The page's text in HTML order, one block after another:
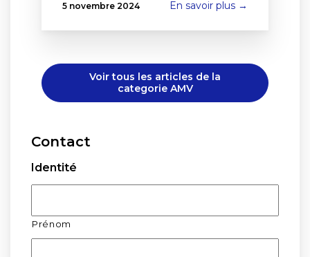
5 novembre 2024 En savoir plus →
Voir tous les articles de la
categorie AMV
Contact
Identité
Prénom